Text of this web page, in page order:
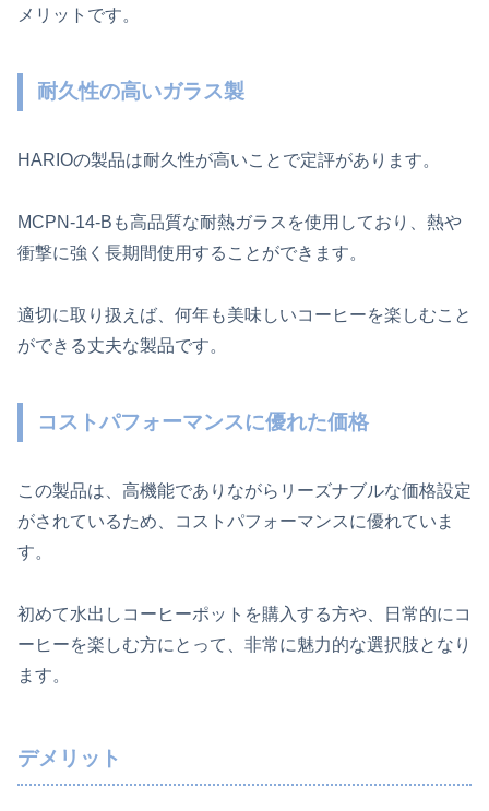
メリットです。
耐久性の高いガラス製
HARIOの製品は耐久性が高いことで定評があります。
MCPN-14-Bも高品質な耐熱ガラスを使用しており、熱や
衝撃に強く長期間使用することができます。
適切に取り扱えば、何年も美味しいコーヒーを楽しむこと
ができる丈夫な製品です。
コストパフォーマンスに優れた価格
この製品は、高機能でありながらリーズナブルな価格設定
がされているため、コストパフォーマンスに優れていま
す。
初めて水出しコーヒーポットを購入する方や、日常的にコ
ーヒーを楽しむ方にとって、非常に魅力的な選択肢となり
ます。
デメリット